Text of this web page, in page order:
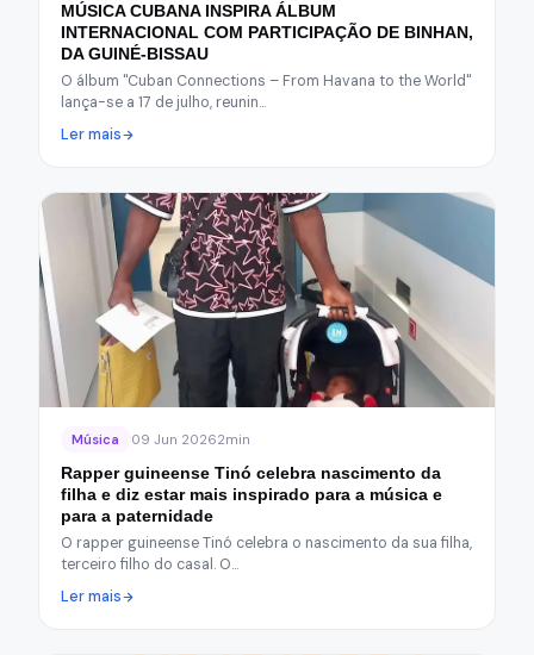
MÚSICA CUBANA INSPIRA ÁLBUM
INTERNACIONAL COM PARTICIPAÇÃO DE BINHAN,
DA GUINÉ-BISSAU
O álbum "Cuban Connections – From Havana to the World"
lança-se a 17 de julho, reunin…
Ler mais
Música 09 Jun 20262min
Rapper guineense Tinó celebra nascimento da
filha e diz estar mais inspirado para a música e
para a paternidade
O rapper guineense Tinó celebra o nascimento da sua filha,
terceiro filho do casal. O…
Ler mais